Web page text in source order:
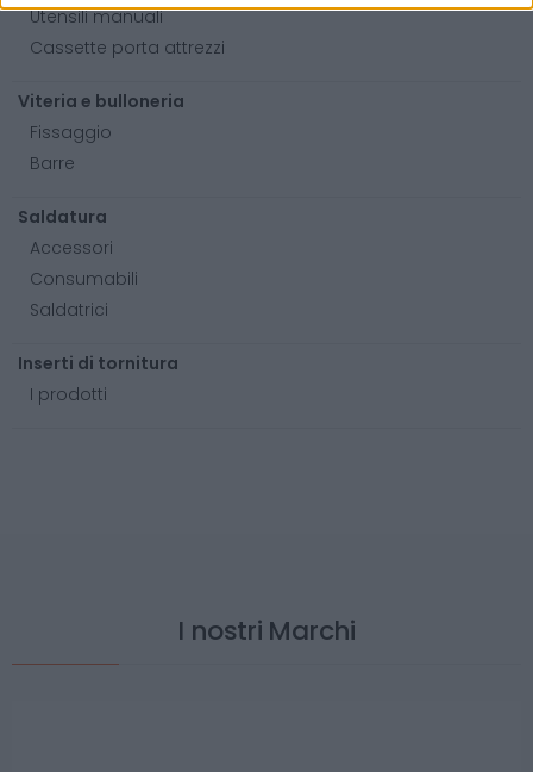
Utensili manuali
Cassette porta attrezzi
Viteria e bulloneria
Fissaggio
Barre
Saldatura
Accessori
Consumabili
Saldatrici
Inserti di tornitura
I prodotti
I nostri Marchi